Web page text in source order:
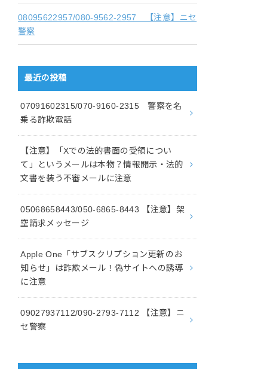
08095622957/080-9562-2957 【注意】ニセ
警察
最近の投稿
07091602315/070-9160-2315 警察を名
乗る詐欺電話
【注意】「Xでの法的書面の受領につい
て」というメールは本物？情報開示・法的
文書を装う不審メールに注意
05068658443/050-6865-8443 【注意】架
空請求メッセージ
Apple One「サブスクリプション更新のお
知らせ」は詐欺メール！偽サイトへの誘導
に注意
09027937112/090-2793-7112 【注意】ニ
セ警察